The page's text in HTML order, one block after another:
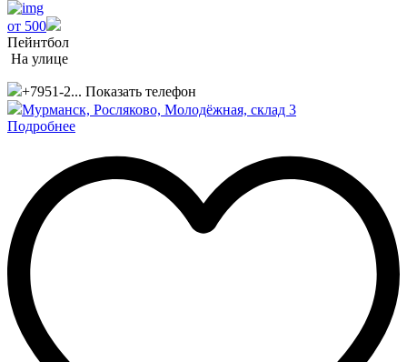
от 500
Пейнтбол
На улице
+7951-2... Показать телефон
Мурманск, Росляково, Молодёжная, склад 3
Подробнее